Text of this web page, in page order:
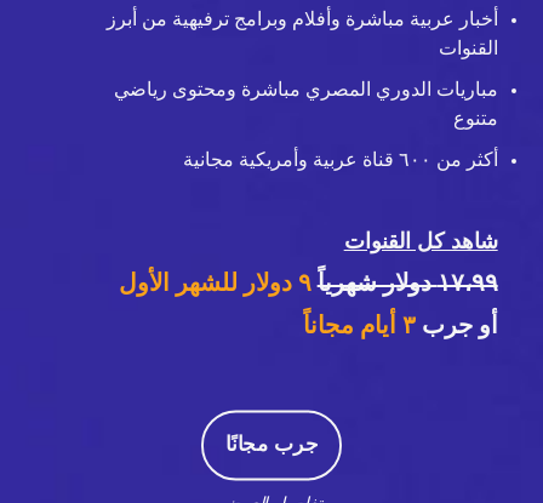
أخبار عربية مباشرة وأفلام وبرامج ترفيهية من أبرز
القنوات
مباريات الدوري المصري مباشرة ومحتوى رياضي
متنوع
أكثر من ٦٠٠ قناة عربية وأمريكية مجانية
شاهد كل القنوات
١٧،٩٩ دولار شهرياً
٩ دولار للشهر الأول
أو جرب٣ أيام مجاناً
جرب مجانًا